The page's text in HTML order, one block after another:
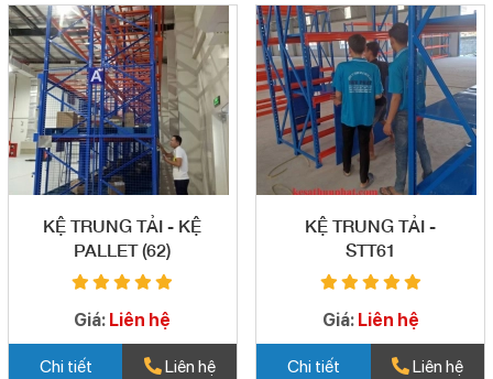
KỆ TRUNG TẢI - KỆ
PALLET (62)
Giá: Liên hệ
Chi tiết Liên hệ
KỆ TRUNG TẢI -
STT61
Giá: Liên hệ
Chi tiết Liên hệ